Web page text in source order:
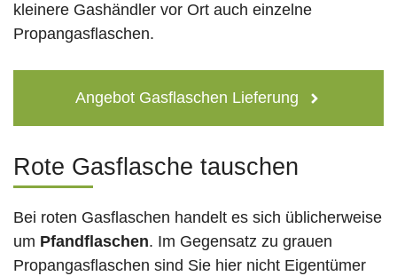
kleinere Gashändler vor Ort auch einzelne
Propangasflaschen.
Angebot Gasflaschen Lieferung
Rote Gasflasche tauschen
Bei roten Gasflaschen handelt es sich üblicherweise
um Pfandflaschen. Im Gegensatz zu grauen
Propangasflaschen sind Sie hier nicht Eigentümer